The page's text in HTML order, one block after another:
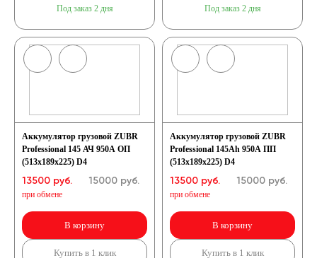
Под заказ 2 дня Под заказ 2 дня
Аккумулятор грузовой ZUBR
Professional 145 АЧ 950A ОП
(513х189х225) D4
13500 руб.
при обмене
15000руб.
В корзину
Купить в 1 клик
Аккумулятор грузовой ZUBR
Professional 145Ah 950A ПП
(513х189х225) D4
13500 руб.
при обмене
15000руб.
В корзину
Купить в 1 клик